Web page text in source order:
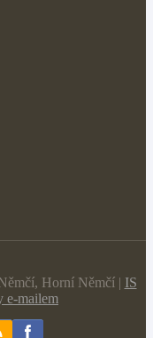
Horní Němčí | IS
e-mailem